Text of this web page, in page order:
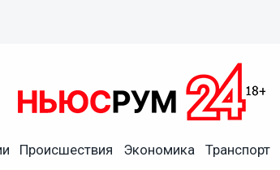
Происшествия Экономика Транспорт
чтобы собрать